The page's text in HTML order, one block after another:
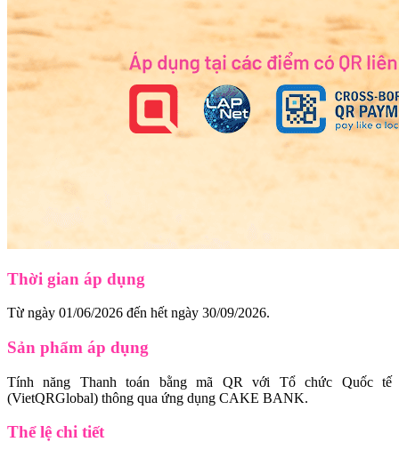
Thời gian áp dụng
Từ ngày 01/06/2026 đến hết ngày 30/09/2026.
Sản phẩm áp dụng
Tính năng Thanh toán bằng mã QR với Tổ chức Quốc tế
(VietQRGlobal) thông qua ứng dụng CAKE BANK.
Thể lệ chi tiết